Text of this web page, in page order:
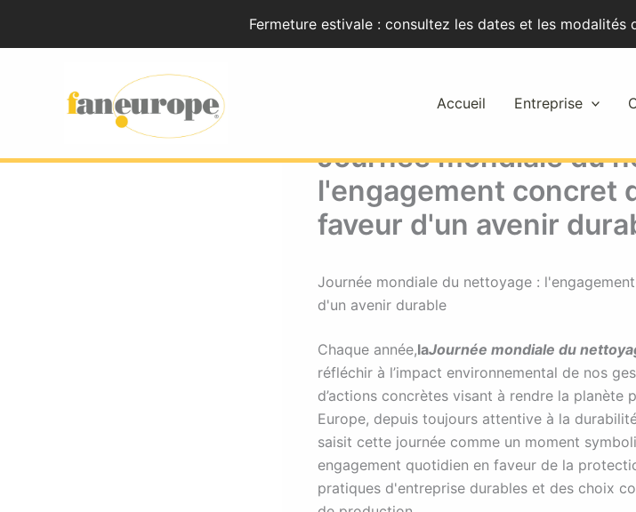
Fermeture estivale : consultez les dates et les modalités
Accueil Entreprise
Journée mondiale du
l'engagement concret
faveur d'un avenir
Journée mondiale du nettoyage :
d'un avenir durable
Chaque année,laJournée mondiale du
réfléchir à l’impact environnemental de nos
d’actions concrètes visant à rendre la planète
Europe, depuis toujours attentive à la
saisit cette journée comme un moment
engagement quotidien en faveur de la
pratiques d'entreprise durables et des choix